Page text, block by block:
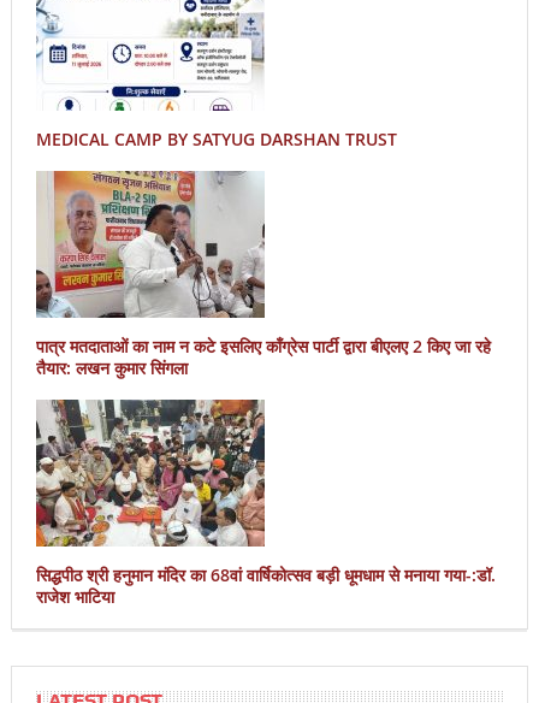
MEDICAL CAMP BY SATYUG DARSHAN TRUST
पात्र मतदाताओं का नाम न कटे इसलिए काँग्रेस पार्टी द्वारा बीएलए 2 किए जा रहे
तैयार: लखन कुमार सिंगला
सिद्धपीठ श्री हनुमान मंदिर का 68वां वार्षिकोत्सव बड़ी धूमधाम से मनाया गया-:डॉ.
राजेश भाटिया